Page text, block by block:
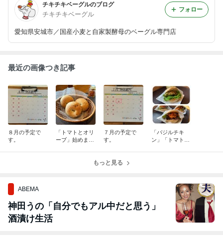
チキチキベーグルのブログ
チキチキベーグル
愛知県安城市／国産小麦と自家製酵母のベーグル専門店
フォロー
最近の画像つき記事
８月の予定で
す。
「トマトとオリ
ーブ」始めまし
７月の予定で
す。
「バジルチキ
ン」「トマトチ
もっと見る
ABEMA
神田うの「自分でもアル中だと思う」
酒漬け生活